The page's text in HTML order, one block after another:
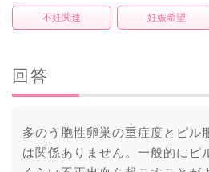
不妊関連 妊娠希望
回答
多のう胞性卵巣の重症度とピル
は関係ありません。一般的にピ